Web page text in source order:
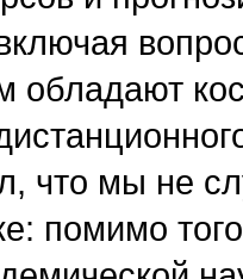
обладают
что мы не
помимо